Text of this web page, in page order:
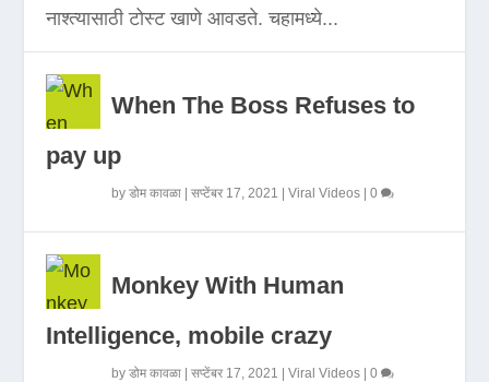
नाश्त्यासाठी टोस्ट खाणे आवडते. चहामध्ये...
When The Boss Refuses to
pay up
byडोम कावळा |सप्टेंबर 17, 2021 |Viral Videos |0
Monkey With Human
Intelligence, mobile crazy
byडोम कावळा |सप्टेंबर 17, 2021 |Viral Videos |0